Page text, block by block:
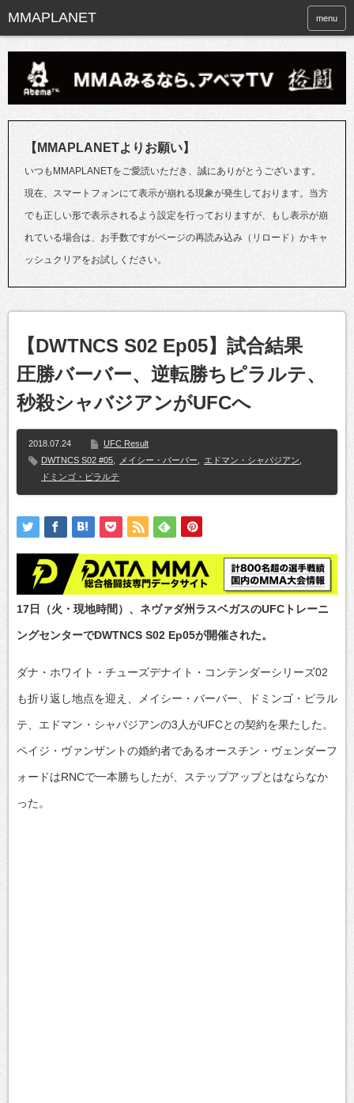
menu
【MMAPLANETよりお願い】
いつもMMAPLANETをご愛読いただき、誠にありがとうございます。
現在、スマートフォンにて表示が崩れる現象が発生しております。当方
でも正しい形で表示されるよう設定を行っておりますが、もし表示が崩
れている場合は、お手数ですがページの再読み込み（リロード）かキャ
ッシュクリアをお試しください。
【DWTNCS S02 Ep05】試合結果
圧勝バーバー、逆転勝ちピラルテ、
秒殺シャバジアンがUFCへ
2018.07.24
UFC Result
DWTNCS S02 #05
メイシー・バーバー エドマン・シャバジアン
ドミンゴ・ピラルテ
17日（火・現地時間）、ネヴァダ州ラスベガスのUFCトレーニ
ングセンターでDWTNCS S02 Ep05が開催された。
ダナ・ホワイト・チューズデナイト・コンテンダーシリーズ02
も折り返し地点を迎え、メイシー・バーバー、ドミンゴ・ピラル
テ、エドマン・シャバジアンの3人がUFCとの契約を果たした。
ペイジ・ヴァンザントの婚約者であるオースチン・ヴェンダーフ
ォードはRNCで一本勝ちしたが、ステップアップとはならなか
った。